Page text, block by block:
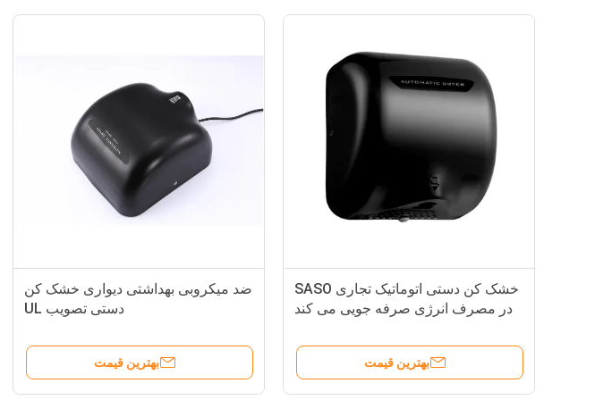
ضد میکروبی بهداشتی دیواری خشک کن
دستی تصویب UL
بهترین قیمت
خشک کن دستی اتوماتیک تجاری SASO
در مصرف انرژی صرفه جویی می کند
بهترین قیمت